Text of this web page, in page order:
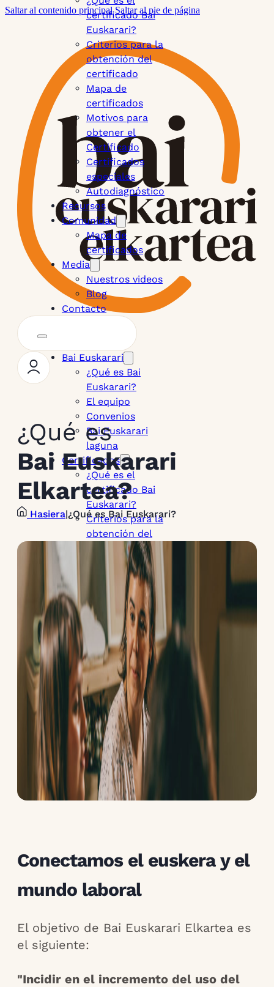
Saltar al contenido principal Saltar al pie de página
certificado Bai
Euskarari?
Criterios para la
obtención del
certificado
Mapa de
certificados
Motivos para
obtener el
Certificado
Certificados
especiales
Autodiagnóstico
Recursos
Comunidad
Mapa de
certificados
Media
Nuestros videos
Blog
Contacto
Bai Euskarari
¿Qué es Bai
Euskarari?
El equipo
Convenios
Bai Euskarari
laguna
Certificados
¿Qué es el
certificado Bai
Euskarari?
Criterios para la
obtención del
certificado
certificados
Motivos para
obtener el
Certificado
Certificados
especiales
Autodiagnóstico
Recursos
Comunidad
Mapa de
certificados
Media
Nuestros videos
Blog
Contacto
¿Qué es
Bai Euskarari
Elkartea?
Hasiera|¿Qué es Bai Euskarari?
Conectamos el euskera y el
mundo laboral
El objetivo de Bai Euskarari Elkartea es
el siguiente:
"Incidir en el incremento del uso del